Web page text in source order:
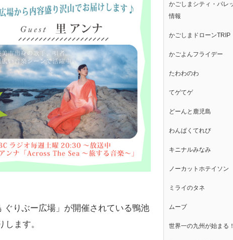
ぐりぶー広場」が開催されている鴨池
ます。
かごしまシティ・パレ
情報
かごしまドローンTRIP
かごよんフライデー
たわわのわ
てゲてゲ
どーんと鹿児島
わんぱくてれび
キニナルみなみ
ノーカットホテイソン
ミライのタネ
ムーブ
世界一の九州が始まる